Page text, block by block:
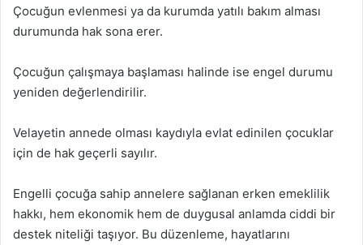
Çocuğun evlenmesi ya da kurumda yatılı bakım alması
durumunda hak sona erer.
Çocuğun çalışmaya başlaması halinde ise engel durumu
yeniden değerlendirilir.
Velayetin annede olması kaydıyla evlat edinilen çocuklar
için de hak geçerli sayılır.
Engelli çocuğa sahip annelere sağlanan erken emeklilik
hakkı, hem ekonomik hem de duygusal anlamda ciddi bir
destek niteliği taşıyor. Bu düzenleme, hayatlarını